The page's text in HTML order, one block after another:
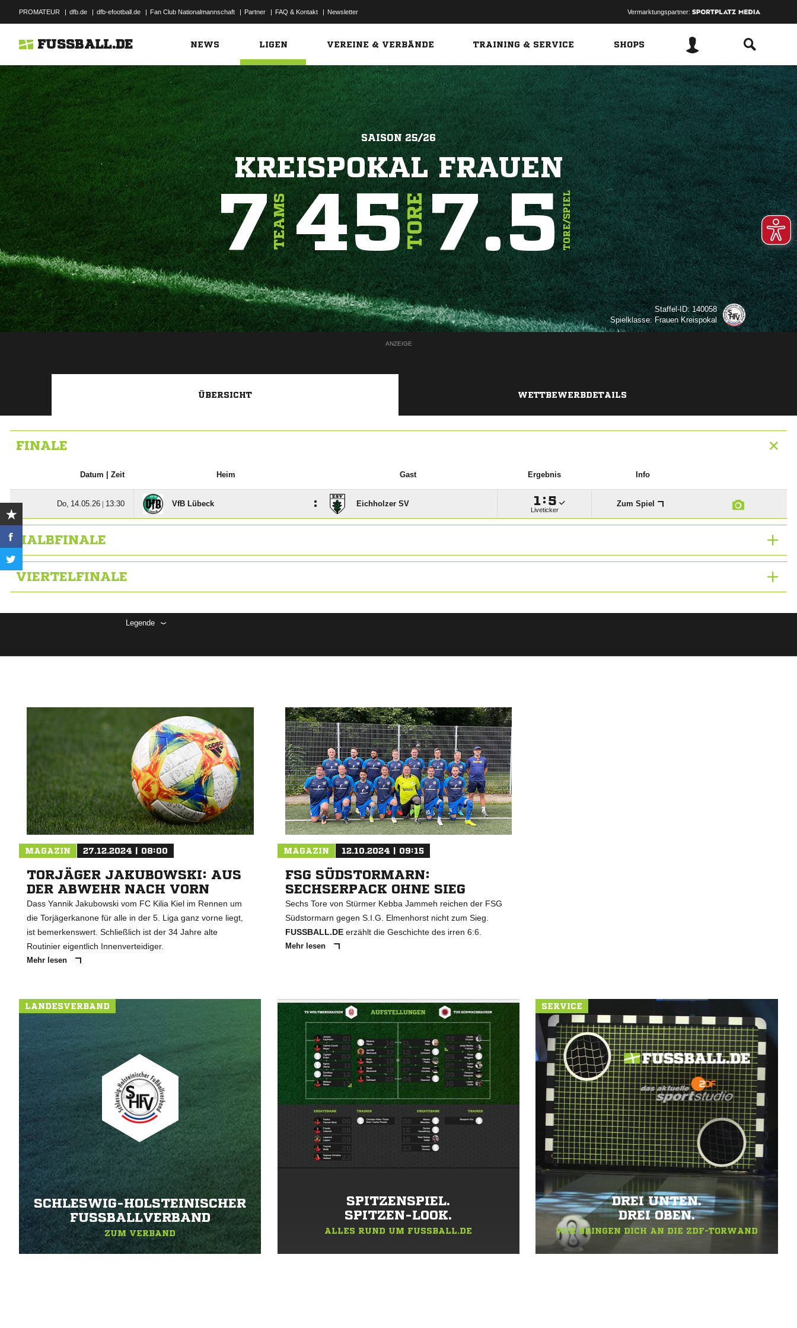
PROMATEUR | dfb.de | dfb-efootball.de | Fan Club Nationalmannschaft | Partner | FAQ & Kontakt | Newsletter Vermarktungspartner:
FUSSBALL.DE NEWS LIGEN VEREINE & VERBÄNDE TRAINING & SERVICE SHOPS
SAISON 25/26
KREISPOKAL FRAUEN
7TEAMS45TORE7.5TORE/SPIEL
Staffel-ID: 140058
Spielklasse: Frauen Kreispokal
ANZEIGE
ÜBERSICHT WETTBEWERBDETAILS
FINALE
Datum | Zeit Heim Gast Ergebnis Info
  |  VfB Lübeck : Eichholzer SV  : 
Liveticker
Zum Spiel
HALBFINALE
VIERTELFINALE
Legende
MAGAZIN 27.12.2024 | 08:00
TORJÄGER JAKUBOWSKI: AUS
DER ABWEHR NACH VORN
Dass Yannik Jakubowski vom FC Kilia Kiel im Rennen um
die Torjägerkanone für alle in der 5. Liga ganz vorne liegt,
ist bemerkenswert. Schließlich ist der 34 Jahre alte
Routinier eigentlich Innenverteidiger.
Mehr lesen
MAGAZIN 12.10.2024 | 09:15
FSG SÜDSTORMARN:
SECHSERPACK OHNE SIEG
Sechs Tore von Stürmer Kebba Jammeh reichen der FSG
Südstormarn gegen S.I.G. Elmenhorst nicht zum Sieg.
FUSSBALL.DEerzählt die Geschichte des irren 6:6.
Mehr lesen
LANDESVERBAND
SCHLESWIG-HOLSTEINISCHER
FUSSBALLVERBAND
ZUM VERBAND
SPITZENSPIEL.
SPITZEN-LOOK.
ALLES RUND UM FUSSBALL.DE
SERVICE
DREI UNTEN.
DREI OBEN.
WIR BRINGEN DICH AN DIE ZDF-TORWAND